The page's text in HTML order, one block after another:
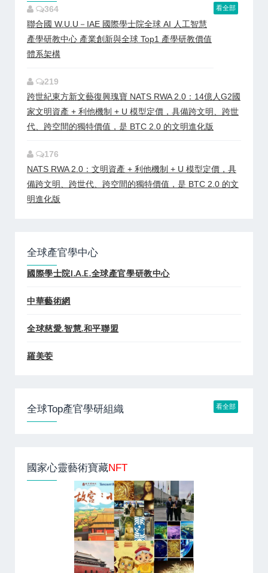
看全部
364
聯合國 W.U.U－IAE 國際學士院全球 AI 人工智慧
產學研教中心 產業創新與全球 Top1 產學研教價值
體系架構
219
跨世紀東方新文藝復興瑰寶 NATS RWA 2.0：14億人G2國
家文明資產 + 利他機制 + U 模型定價，具備跨文明、跨世
代、跨空間的獨特價值，是 BTC 2.0 的文明進化版
176
NATS RWA 2.0：文明資產 + 利他機制 + U 模型定價，具
備跨文明、跨世代、跨空間的獨特價值，是 BTC 2.0 的文
明進化版
全球產官學中心
國際學士院I.A.E.全球產官學研教中心
中華藝術網
全球慈愛.智慧.和平聯盟
羅美荌
全球Top產官學研組織 看全部
國家心靈藝術寶藏NFT